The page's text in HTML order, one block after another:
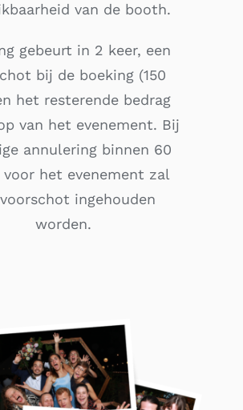
van de booth.
gebeurt in 2 keer, een
bij de boeking (150
het resterende bedrag
van het evenement. Bij
annulering binnen 60
voor het evenement zal
ingehouden
worden.